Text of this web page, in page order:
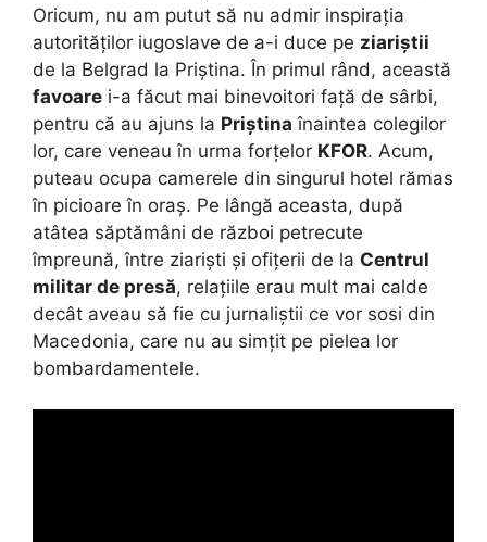
Oricum, nu am putut să nu admir inspirația
autorităților iugoslave de a-i duce pe ziariștii
de la Belgrad la Priștina. În primul rând, această
favoare i-a făcut mai binevoitori față de sârbi,
pentru că au ajuns la Priștina înaintea colegilor
lor, care veneau în urma forțelor KFOR. Acum,
puteau ocupa camerele din singurul hotel rămas
în picioare în oraș. Pe lângă aceasta, după
atâtea săptămâni de război petrecute
împreună, între ziariști și ofițerii de la Centrul
militar de presă, relațiile erau mult mai calde
decât aveau să fie cu jurnaliștii ce vor sosi din
Macedonia, care nu au simțit pe pielea lor
bombardamentele.